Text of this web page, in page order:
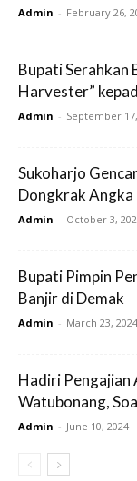
Admin - February 26,
Bupati Serahkan
Harvester”
Admin - September
Sukoharjo
Dongkrak Angka
Admin - October 3,
Bupati Pimpin
Banjir di Demak
Admin - March 23, 2024
Hadiri Pengajian
Watubonang,
Admin - June 10, 2024